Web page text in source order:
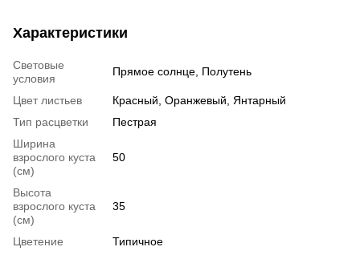
Характеристики
Световые
условия
Прямое солнце, Полутень
Цвет листьев
Красный, Оранжевый, Янтарный
Тип расцветки
Пестрая
Ширина
взрослого куста
(см)
50
Высота
взрослого куста
(см)
35
Цветение
Типичное